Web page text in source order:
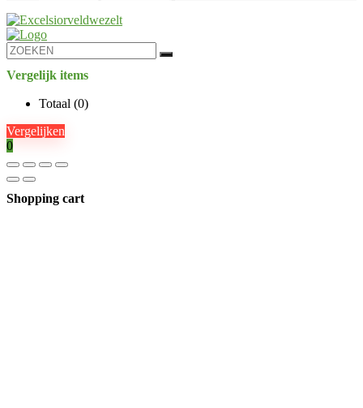
Vergelijk items
Totaal (0)
Vergelijken
0
Shopping cart